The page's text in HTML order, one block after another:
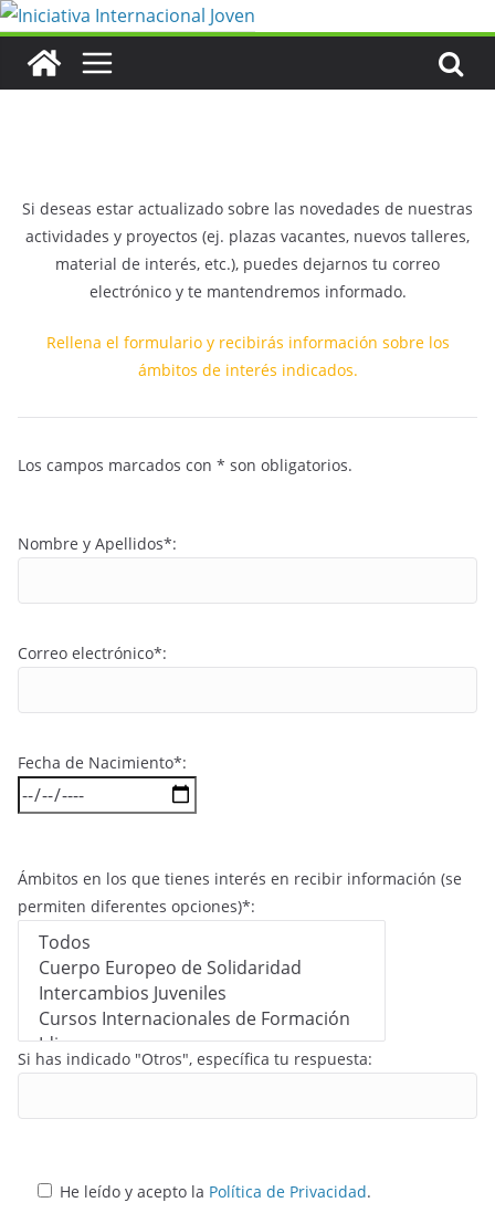
Saltar
contenido
Si deseas estar actualizado sobre las novedades de nuestras
actividades y proyectos (ej. plazas vacantes, nuevos talleres,
material de interés, etc.), puedes dejarnos tu correo
electrónico y te mantendremos informado.
Rellena el formulario y recibirás información sobre los
ámbitos de interés indicados.
Los campos marcados con * son obligatorios.
Nombre y Apellidos*:
Correo electrónico*:
Fecha de Nacimiento*:
Ámbitos en los que tienes interés en recibir información (se
permiten diferentes opciones)*:
Si has indicado "Otros", específica tu respuesta:
He leído y acepto la Política de Privacidad.